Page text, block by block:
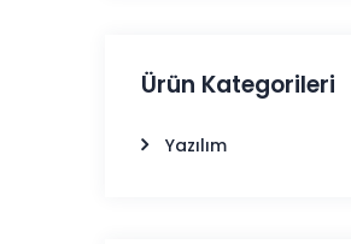
Ürün Kategorileri
Yazılım